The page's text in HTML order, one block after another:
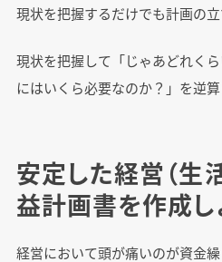
現状を把握するだけでも計画の立
現状を把握して「じゃあどれく
にはいくら必要なのか？」を逆算
安定した経営（生
益計画書を作成し
経営において頭が痛いのが資金